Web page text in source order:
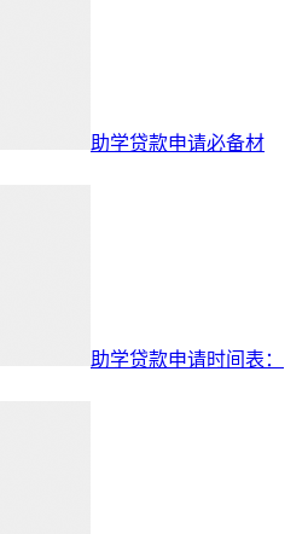
助学贷款申请必备材
助学贷款申请时间表：